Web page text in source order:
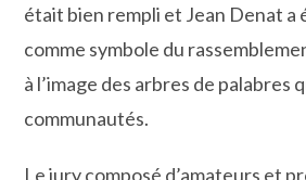
était bien rempli et Jean Denat a
comme symbole du
à l’image des arbres de palabres
communautés.
Le jury composé d’amateurs et